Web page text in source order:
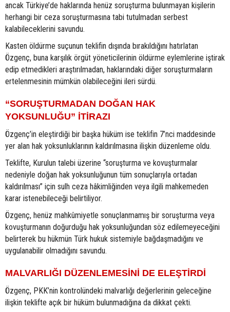
ancak Türkiye’de haklarında henüz soruşturma bulunmayan kişilerin
herhangi bir ceza soruşturmasına tabi tutulmadan serbest
kalabileceklerini savundu.
Kasten öldürme suçunun teklifin dışında bırakıldığını hatırlatan
Özgenç, buna karşılık örgüt yöneticilerinin öldürme eylemlerine iştirak
edip etmedikleri araştırılmadan, haklarındaki diğer soruşturmaların
ertelenmesinin mümkün olabileceğini ileri sürdü.
“SORUŞTURMADAN DOĞAN HAK
YOKSUNLUĞU” İTİRAZI
Özgenç’in eleştirdiği bir başka hüküm ise teklifin 7’nci maddesinde
yer alan hak yoksunluklarının kaldırılmasına ilişkin düzenleme oldu.
Teklifte, Kurulun talebi üzerine “soruşturma ve kovuşturmalar
nedeniyle doğan hak yoksunluğunun tüm sonuçlarıyla ortadan
kaldırılması” için sulh ceza hâkimliğinden veya ilgili mahkemeden
karar istenebileceği belirtiliyor.
Özgenç, henüz mahkûmiyetle sonuçlanmamış bir soruşturma veya
kovuşturmanın doğurduğu hak yoksunluğundan söz edilemeyeceğini
belirterek bu hükmün Türk hukuk sistemiyle bağdaşmadığını ve
uygulanabilir olmadığını savundu.
MALVARLIĞI DÜZENLEMESİNİ DE ELEŞTİRDİ
Özgenç, PKK’nin kontrolündeki malvarlığı değerlerinin geleceğine
ilişkin teklifte açık bir hüküm bulunmadığına da dikkat çekti.